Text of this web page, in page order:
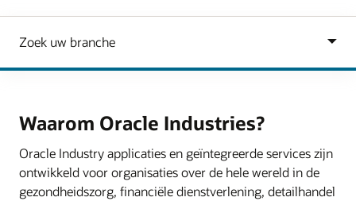
Waarom Oracle Industries?
Oracle Industry applicaties en geïntegreerde services zijn
ontwikkeld voor organisaties over de hele wereld in de
gezondheidszorg, financiële dienstverlening, detailhandel